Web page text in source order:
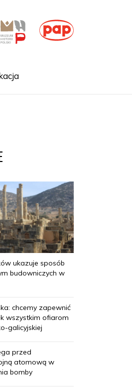
ukazuje sposób
budowniczych w
chcemy zapewnić
wszystkim ofiarom
galicyjskiej
przed
atomową w
bomby